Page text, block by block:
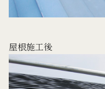
屋根施工後